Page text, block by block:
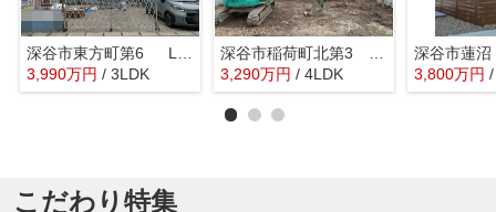
深谷市東方町第6 LiveleGarden.s 新築戸建 全1棟 1号棟
3,990万円 / 3LDK
深谷市稲荷町北第3 LiveleGarden.s 新築戸建 全3棟 3号棟
3,290万円 / 4LDK
深谷市蓮
3,800万円
こだわり特集